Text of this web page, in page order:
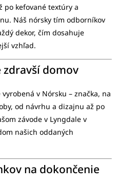
kefované textúry a
Náš nórsky tím odborníkov
dekor, čím dosahuje
vzhľad.
domov
v Nórsku – značka, na
od návrhu a dizajnu až po
závode v Lyngdale v
našich oddaných
na dokončenie